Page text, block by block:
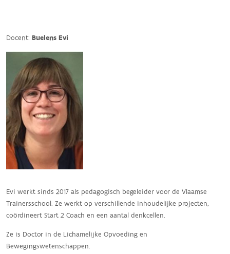
Docent: Buelens Evi
Evi werkt sinds 2017 als pedagogisch begeleider voor de Vlaamse
Trainersschool. Ze werkt op verschillende inhoudelijke projecten,
coördineert Start 2 Coach en een aantal denkcellen.
Ze is Doctor in de Lichamelijke Opvoeding en
Bewegingswetenschappen.